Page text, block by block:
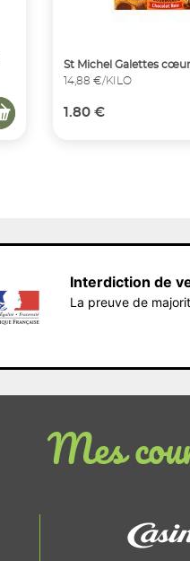
St Michel Galettes cœur
14,88 €/KILO
1.80 €
Interdiction de
La preuve de
Mes